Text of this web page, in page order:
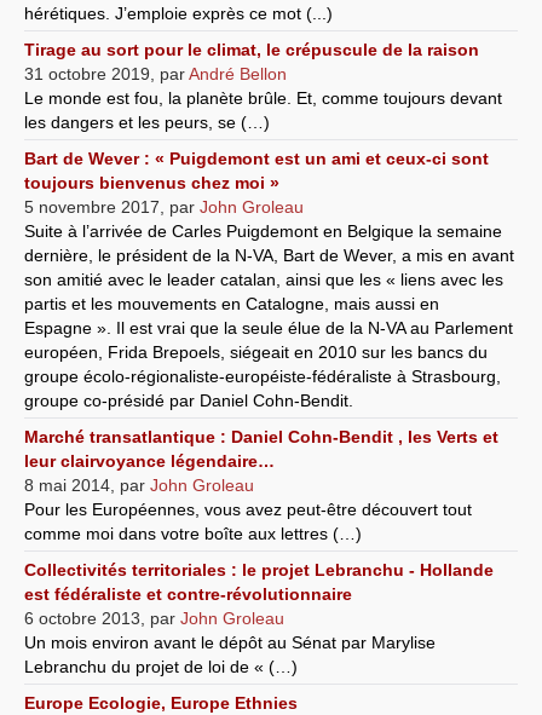
hérétiques. J’emploie exprès ce mot (...)
Tirage au sort pour le climat, le crépuscule de la raison
31 octobre 2019
parAndré Bellon
Le monde est fou, la planète brûle. Et, comme toujours devant
les dangers et les peurs, se (…)
Bart de Wever : « Puigdemont est un ami et ceux-ci sont
toujours bienvenus chez moi »
5 novembre 2017
par John Groleau
Suite à l’arrivée de Carles Puigdemont en Belgique la semaine
dernière, le président de la N-VA, Bart de Wever, a mis en avant
son amitié avec le leader catalan, ainsi que les « liens avec les
partis et les mouvements en Catalogne, mais aussi en
Espagne ». Il est vrai que la seule élue de la N-VA au Parlement
européen, Frida Brepoels, siégeait en 2010 sur les bancs du
groupe écolo-régionaliste-européiste-fédéraliste à Strasbourg,
groupe co-présidé par Daniel Cohn-Bendit.
Marché transatlantique : Daniel Cohn-Bendit , les Verts et
leur clairvoyance légendaire…
8 mai 2014 par John Groleau
Pour les Européennes, vous avez peut-être découvert tout
comme moi dans votre boîte aux lettres (…)
Collectivités territoriales : le projet Lebranchu - Hollande
est fédéraliste et contre-révolutionnaire
6 octobre 2013
par John Groleau
Un mois environ avant le dépôt au Sénat par Marylise
Lebranchu du projet de loi de « (…)
Europe Ecologie, Europe Ethnies